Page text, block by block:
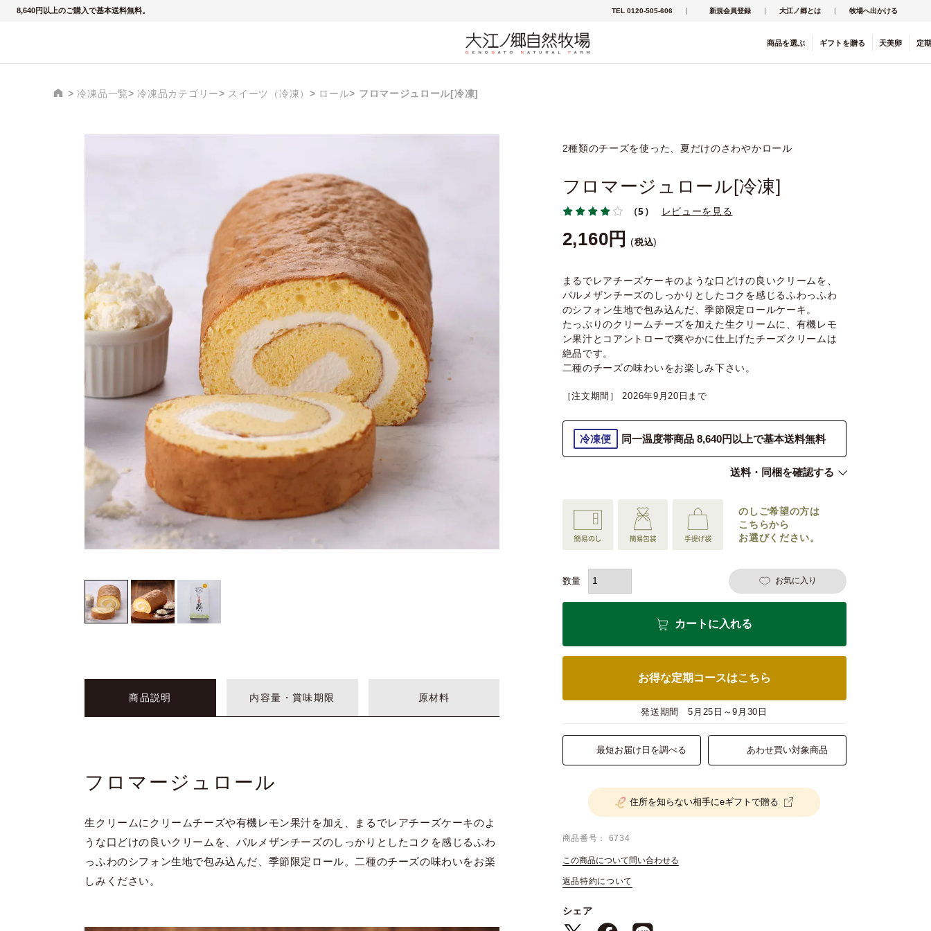
8,640円以上のご購入で基本送料無料。 TEL 0120-505-606 新規会員登録 大江ノ郷とは 牧場へ出かける
商品を選ぶ ギフト を贈る 天美卵 定
冷凍品一覧 冷凍品カテゴリー スイーツ（冷凍） ロール フロマージュロール[冷凍]
2種類のチーズを使った、夏だけのさわやかロール
フロマージュロール[冷凍]
（5） レビューを見る
2,160 税込
まるでレアチーズケーキのような口どけの良いクリームを、
パルメザンチーズのしっかりとしたコクを感じるふわっふわ
のシフォン生地で包み込んだ、季節限定ロールケーキ。
たっぷりのクリームチーズを加えた生クリームに、有機レモ
ン果汁とコアントローで爽やかに仕上げたチーズクリームは
絶品です。
二種のチーズの味わいをお楽しみ下さい。
［注文期間］ 2026年9月20日
冷凍便 同一温度帯商品 8,640円以上で基本送料無料
送料・同梱を確認する
のしご希望の方は
こちらから
お選びください。
お気に入り
カートに入れる
お得な定期コースはこちら
発送期間 5月25日～9月30日
最短お届け日を調べる あわせ買い対象商品
住所を知らない相手にeギフトで贈る
商品番号 6734
この商品について問い合わせる
返品特約について
シェア
商品説明 内容量・賞味期限 原材料
フロマージュロール
生クリームにクリームチーズや有機レモン果汁を加え、まるでレアチーズケーキのよ
うな口どけの良いクリームを、パルメザンチーズのしっかりとしたコクを感じるふわ
っふわのシフォン生地で包み込んだ、季節限定ロール。二種のチーズの味わいをお楽
しみください。